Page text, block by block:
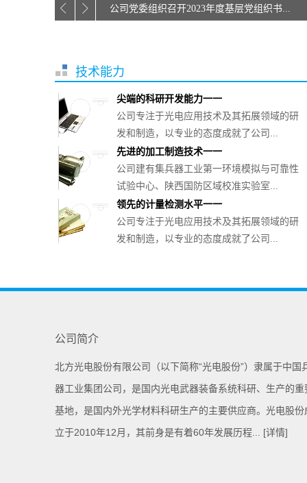
公司召开2024年第一次党委理论学习中心...
技术能力
尖端的科研开发能力一一
公司专注于光电应用技术及其拓展领域的研
发和制造，以专业的态度成就了公司...
先进的加工制造技术一一
公司建有集兵器工业第一环境模拟与可靠性
试验中心、陕西国防区域校准实验室...
领先的计量检测水平一一
公司专注于光电应用技术及其拓展领域的研
发和制造，以专业的态度成就了公司...
公司简介
北方光电股份有限公司（以下简称“光电股份”）隶属于中国
器工业集团公司，是国内光电武器装备系统科研、生产的重
基地，是国内外光学材料科研生产的主要供应商。光电股份
立于2010年12月，其前身是有着60年发展历程... [详情]